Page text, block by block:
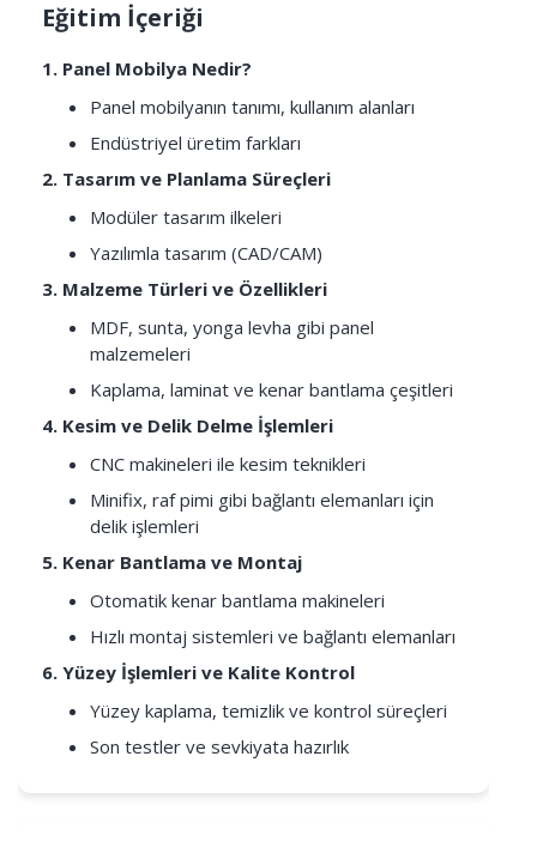
Eğitim İçeriği
1. Panel Mobilya Nedir?
Panel mobilyanın tanımı, kullanım alanları
Endüstriyel üretim farkları
2. Tasarım ve Planlama Süreçleri
Modüler tasarım ilkeleri
Yazılımla tasarım (CAD/CAM)
3. Malzeme Türleri ve Özellikleri
MDF, sunta, yonga levha gibi panel
malzemeleri
Kaplama, laminat ve kenar bantlama çeşitleri
4. Kesim ve Delik Delme İşlemleri
CNC makineleri ile kesim teknikleri
Minifix, raf pimi gibi bağlantı elemanları için
delik işlemleri
5. Kenar Bantlama ve Montaj
Otomatik kenar bantlama makineleri
Hızlı montaj sistemleri ve bağlantı elemanları
6. Yüzey İşlemleri ve Kalite Kontrol
Yüzey kaplama, temizlik ve kontrol süreçleri
Son testler ve sevkiyata hazırlık